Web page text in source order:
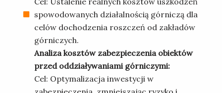
spowodowanych działalnością górniczą dla
celów dochodzenia roszczeń od zakładów
górniczych.
Analiza kosztów zabezpieczenia obiektów
przed oddziaływaniami górniczymi:
Cel: Optymalizacja inwestycji w